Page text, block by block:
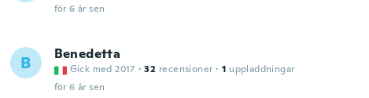
för 6 år sen
B Benedetta
Gick med 2017 · 32 recensioner · 1 uppladdningar
för 6 år sen